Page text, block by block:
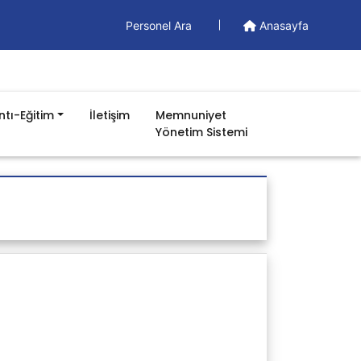
Personel Ara Anasayfa
Ölçme ve Değerlendirme Çalışma
Ekibi
Eğitim İletişim
Memnuniyet
Yönetim Sistemi